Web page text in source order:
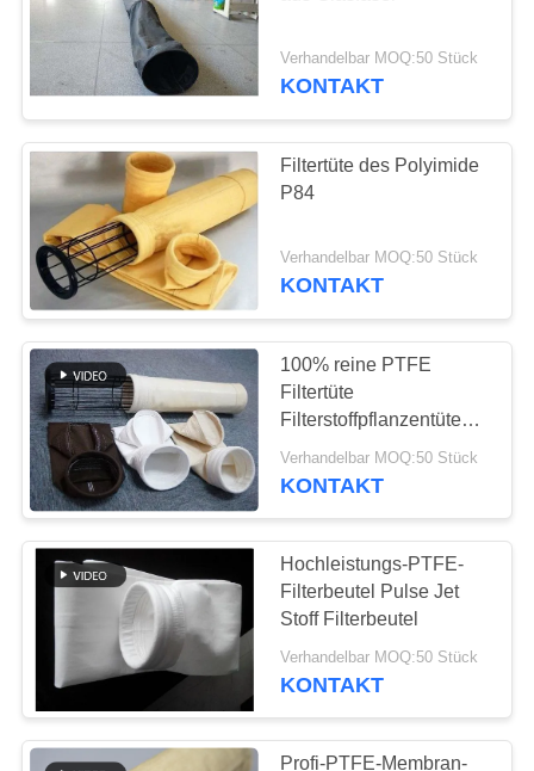
Verhandelbar MOQ:50 Stück
KONTAKT
Filtertüte des Polyimide
P84
Verhandelbar MOQ:50 Stück
KONTAKT
100% reine PTFE
Filtertüte
Filterstoffpflanzentüten
1000mm~8000mm
Länge
Verhandelbar MOQ:50 Stück
KONTAKT
Hochleistungs-PTFE-
Filterbeutel Pulse Jet
Stoff Filterbeutel
Verhandelbar MOQ:50 Stück
KONTAKT
Profi-PTFE-Membran-